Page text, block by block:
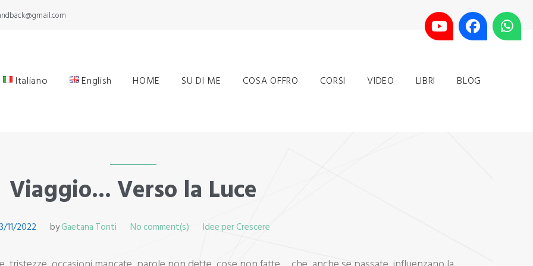
Italiano English HOME SU DI ME COSA OFFRO CORSI VIDEO LIBRI BLOG
Viaggio... Verso la Luce
11/2022 byGaetana Tonti No comment(s) Idee per Crescere